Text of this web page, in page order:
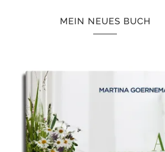
MEIN NEUES BUCH